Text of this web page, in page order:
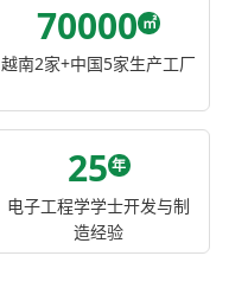
70000 ㎡
越南2家+中国5家生产工厂
25 年
电子工程学学士开发与制
造经验